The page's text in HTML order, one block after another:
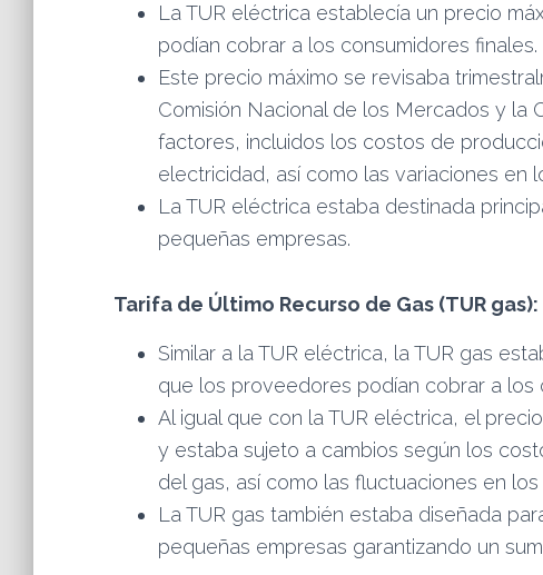
La TUR eléctrica establecía un precio
podían cobrar a los consumidores finales.
Este precio máximo se revisaba
Comisión Nacional de los Mercados y la
factores, incluidos los costos de
electricidad, así como las variaciones en
La TUR eléctrica estaba destinada
pequeñas empresas.
Tarifa de Último Recurso de Gas (TUR gas):
Similar a la TUR eléctrica, la TUR gas
que los proveedores podían cobrar a los
Al igual que con la TUR eléctrica, el
y estaba sujeto a cambios según los
del gas, así como las fluctuaciones en
La TUR gas también estaba diseñada
pequeñas empresas garantizando un